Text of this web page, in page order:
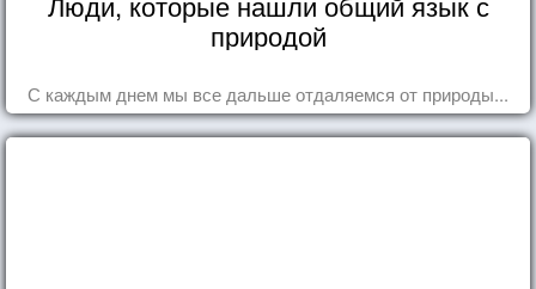
природой
С каждым днем мы все дальше отдаляемся от природы...